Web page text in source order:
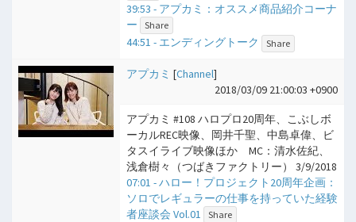
39:53 - アプカミ：オススメ商品紹介コーナ
ー
Share
44:51 - エンディングトーク Share
アプカミ [Channel]
2018/03/09 21:00:03 +0900
アプカミ #108 ハロプロ20周年、こぶしボ
ーカルREC映像、岡井千聖、中島卓偉、ビ
タスイライブ映像ほか MC：清水佐紀、
浅倉樹々（つばきファクトリー） 3/9/2018
07:01 - ハロー！プロジェクト20周年企画：
ソロでレギュラーの仕事を持っていた経験
者座談会 Vol.01
Share